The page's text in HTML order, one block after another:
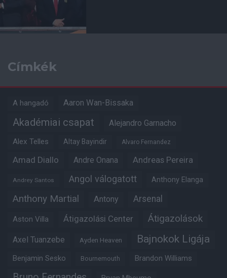
Címkék
A hangadó Aaron Wan-Bissaka
Akadémiai csapat Alejandro Garnacho
Alex Telles Altay Bayindir Alvaro Fernandez
Amad Diallo Andre Onana Andreas Pereira
Andrey Santos Angol válogatott Anthony Elanga
Anthony Martial Antony Arsenal
Aston Villa Átigazolási Center Átigazolások
Axel Tuanzebe Ayden Heaven Bajnokok Ligája
Benjamin Sesko Bournemouth Brandon Williams